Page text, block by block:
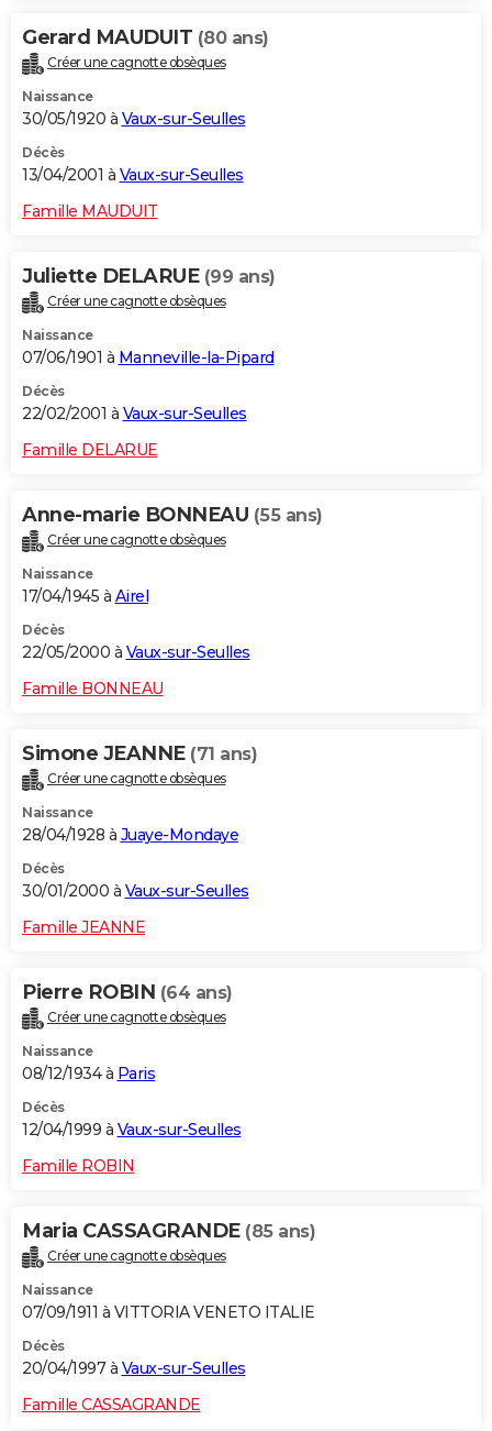
Gerard MAUDUIT (80 ans)
Créer une cagnotte obsèques
Naissance
30/05/1920 à Vaux-sur-Seulles
Décès
13/04/2001 à Vaux-sur-Seulles
Famille MAUDUIT
Juliette DELARUE (99 ans)
Créer une cagnotte obsèques
Naissance
07/06/1901 à Manneville-la-Pipard
Décès
22/02/2001 à Vaux-sur-Seulles
Famille DELARUE
Anne-marie BONNEAU (55 ans)
Créer une cagnotte obsèques
Naissance
17/04/1945 à Airel
Décès
22/05/2000 à Vaux-sur-Seulles
Famille BONNEAU
Simone JEANNE (71 ans)
Créer une cagnotte obsèques
Naissance
28/04/1928 à Juaye-Mondaye
Décès
30/01/2000 à Vaux-sur-Seulles
Famille JEANNE
Pierre ROBIN (64 ans)
Créer une cagnotte obsèques
Naissance
08/12/1934 à Paris
Décès
12/04/1999 à Vaux-sur-Seulles
Famille ROBIN
Maria CASSAGRANDE (85 ans)
Créer une cagnotte obsèques
Naissance
07/09/1911 à VITTORIA VENETO ITALIE
Décès
20/04/1997 à Vaux-sur-Seulles
Famille CASSAGRANDE